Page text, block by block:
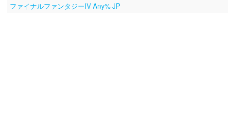
ファイナルファンタジーIV Any% JP